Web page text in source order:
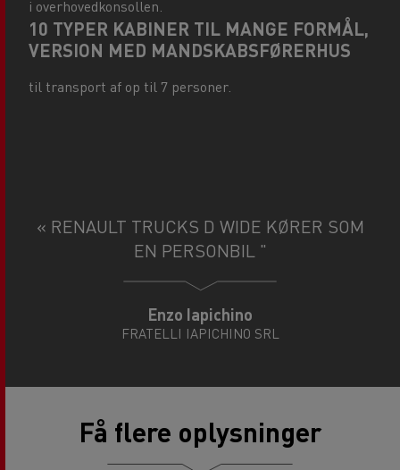
i overhovedkonsollen.
10 TYPER KABINER TIL MANGE FORMÅL,
VERSION MED MANDSKABSFØRERHUS
til transport af op til 7 personer.
« RENAULT TRUCKS D WIDE KØRER SOM
EN PERSONBIL "
Enzo Iapichino
FRATELLI IAPICHINO SRL
Få flere oplysninger